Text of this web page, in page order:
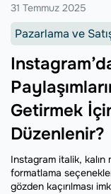
Getirmek
Düzenlenir?
31 Temmuz 2025
Pazarlama ve
Instagram italik,
formatlama
gözden kaçırılması